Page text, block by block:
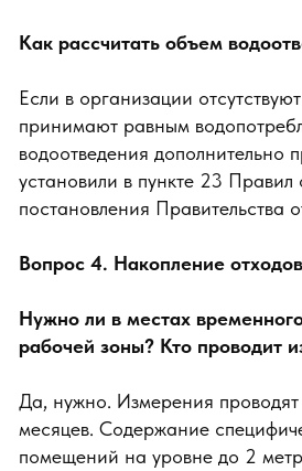
Как рассчитать объем
Если в организации
принимают равным
водоотведения дополнительно
установили в пункте 23
постановления
Вопрос 4. Накопление отходов
Нужно ли в местах
рабочей зоны? Кто проводит
Да, нужно. Измерения
месяцев. Содержание
помещений на уровне до 2